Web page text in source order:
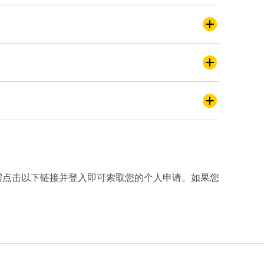
击以下链接并登入即可索取您的个人申请。如果您